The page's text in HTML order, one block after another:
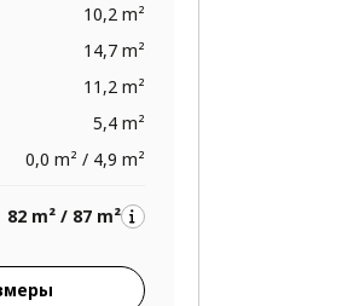
10,2 m²
14,7 m²
11,2 m²
5,4 m²
0,0 m² / 4,9 m²
82 m² / 87 m²